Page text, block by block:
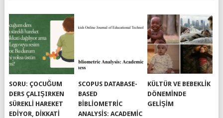
SORU: ÇOCUĞUM
DERS ÇALIŞIRKEN
SÜREKLI HAREKET
EDIYOR, DIKKATI
SCOPUS DATABASE-
BASED
BIBLIOMETRIC
ANALYSIS: ACADEMIC
KÜLTÜR VE BEBEKLIK
DÖNEMINDE
GELIŞIM